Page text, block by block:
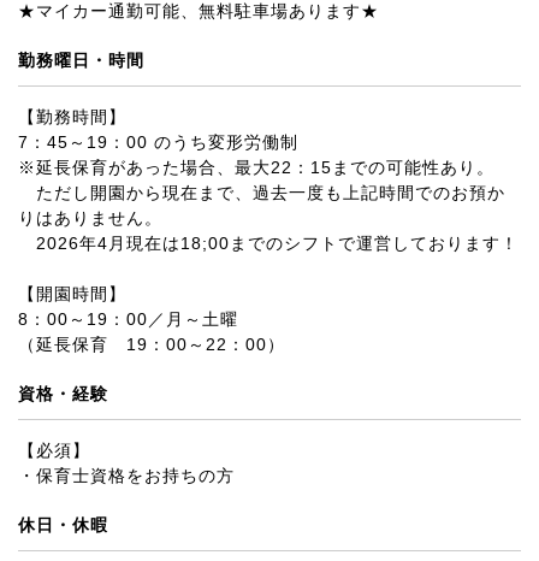
★マイカー通勤可能、無料駐車場あります★
勤務曜日・時間
【勤務時間】
7：45～19：00 のうち変形労働制
※延長保育があった場合、最大22：15までの可能性あり。
ただし開園から現在まで、過去一度も上記時間でのお預か
りはありません。
2026年4月現在は18;00までのシフトで運営しております！
【開園時間】
8：00～19：00／月～土曜
（延長保育 19：00～22：00）
資格・経験
【必須】
・保育士資格をお持ちの方
休日・休暇